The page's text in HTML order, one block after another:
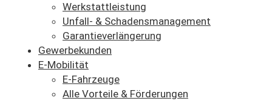
Werkstattleistung
Unfall- & Schadensmanagement
Garantieverlängerung
Gewerbekunden
E-Mobilität
E-Fahrzeuge
Alle Vorteile & Förderungen